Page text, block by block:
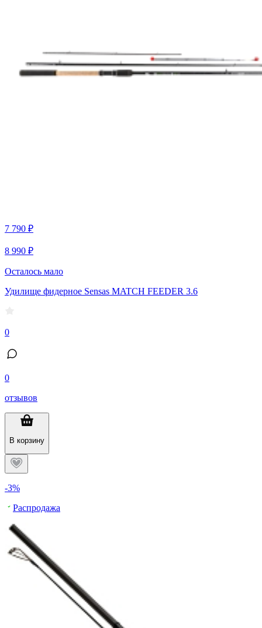
7 790 ₽
8 990 ₽
Осталось мало
Удилище фидерное Sensas MATCH FEEDER 3.6
0
0
отзывов
В корзину
-3%
Распродажа